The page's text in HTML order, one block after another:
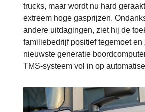
trucks, maar wordt nu hard
extreem hoge gasprijzen.
andere uitdagingen, ziet hij de
familiebedrijf positief tegemoet en
nieuwste generatie
TMS-systeem vol in op